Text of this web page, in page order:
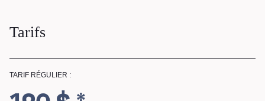
Tarifs
TARIF RÉGULIER :